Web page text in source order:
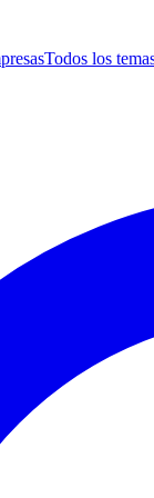
Todos los